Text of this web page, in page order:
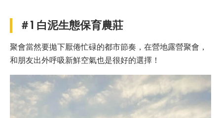
＃1 白泥生態保育農莊
聚會當然要拋下厭倦忙碌的都市節奏，在營地露營聚會，
和朋友出外呼吸新鮮空氣也是很好的選擇！